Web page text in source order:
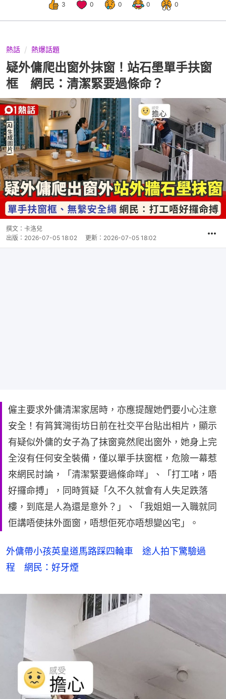
3 0 0 0 0
熱話 熱爆話題
疑外傭爬出窗外抹窗！站石壆單手扶窗
框 網民：清潔緊要過條命？
撰文： 卡洛兒
出版： 2026-07-05 18:02 更新： 2026-07-05 18:02
僱主要求外傭清潔家居時，亦應提醒她們要小心注意
安全！有筲箕灣街坊日前在社交平台貼出相片，顯示
有疑似外傭的女子為了抹窗竟然爬出窗外，她身上完
全沒有任何安全裝備，僅以單手扶窗框，危險一幕惹
來網民討論，「清潔緊要過條命咩」、「打工啫，唔
好攞命搏」，同時質疑「久不久就會有人失足跌落
樓，到底是人為還是意外？」、「我姐姐一入職就同
佢講唔使抹外面窗，唔想佢死亦唔想變凶宅」。
外傭帶小孩英皇道馬路踩四輪車 途人拍下驚驗過
程 網民：好牙煙